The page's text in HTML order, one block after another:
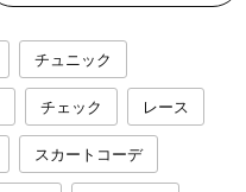
チュニック
チェック レース
スカートコーデ